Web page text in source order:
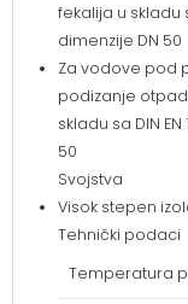
fekalija u skladu
dimenzije DN 50
Za vodove pod
podizanje
skladu sa DIN
50
Svojstva
Visok stepen
Tehnički podaci
Temperatura